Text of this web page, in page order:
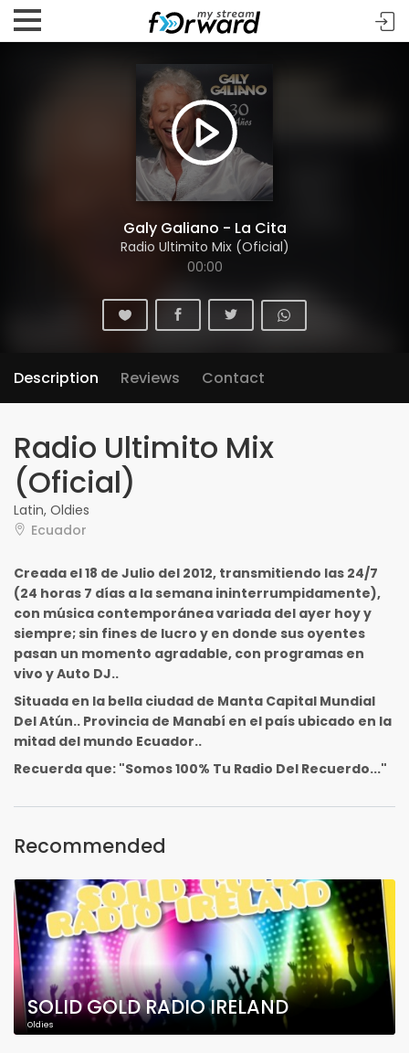
Galy Galiano - La Cita
Radio Ultimito Mix (Oficial)
00:00
Description Reviews Contact
Radio Ultimito Mix
(Oficial)
Latin, Oldies
Ecuador
Creada el 18 de Julio del 2012, transmitiendo las 24/7
(24 horas 7 días a la semana ininterrumpidamente),
con música contemporánea variada del ayer hoy y
siempre; sin fines de lucro y en donde sus oyentes
pasan un momento agradable, con programas en
vivo y Auto DJ..
Situada en la bella ciudad de Manta Capital Mundial
Del Atún.. Provincia de Manabí en el país ubicado en la
mitad del mundo Ecuador..
Recuerda que: "Somos 100% Tu Radio Del Recuerdo..."
Recommended
SOLID GOLD RADIO IRELAND
Oldies